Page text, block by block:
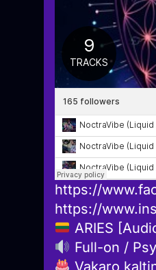
https://
https://
ARIES
Full-on /